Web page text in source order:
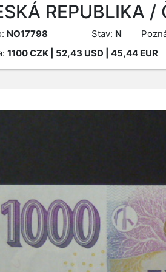
REPUBLIKA
NO17798 Stav: N
1100CZK| 52,43 USD | 45,44 EUR